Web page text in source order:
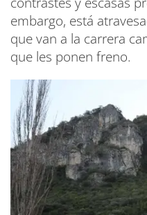
embargo, está
que van a la carrera
que les ponen freno.